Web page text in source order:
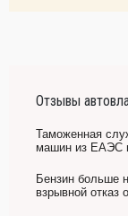
Отзывы
Таможенная
машин из ЕАЭС
Бензин больше
взрывной отказ